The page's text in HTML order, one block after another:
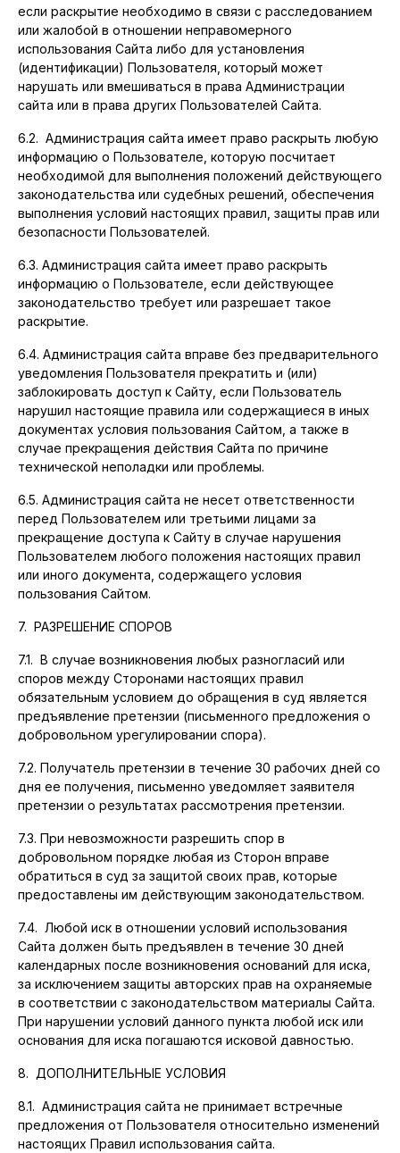
если раскрытие необходимо в связи с расследованием
или жалобой в отношении неправомерного
использования Сайта либо для установления
(идентификации) Пользователя, который может
нарушать или вмешиваться в права Администрации
сайта или в права других Пользователей Сайта.
6.2. Администрация сайта имеет право раскрыть любую
информацию о Пользователе, которую посчитает
необходимой для выполнения положений действующего
законодательства или судебных решений, обеспечения
выполнения условий настоящих правил, защиты прав или
безопасности Пользователей.
6.3. Администрация сайта имеет право раскрыть
информацию о Пользователе, если действующее
законодательство требует или разрешает такое
раскрытие.
6.4. Администрация сайта вправе без предварительного
уведомления Пользователя прекратить и (или)
заблокировать доступ к Сайту, если Пользователь
нарушил настоящие правила или содержащиеся в иных
документах условия пользования Сайтом, а также в
случае прекращения действия Сайта по причине
технической неполадки или проблемы.
6.5. Администрация сайта не несет ответственности
перед Пользователем или третьими лицами за
прекращение доступа к Сайту в случае нарушения
Пользователем любого положения настоящих правил
или иного документа, содержащего условия
пользования Сайтом.
7. РАЗРЕШЕНИЕ СПОРОВ
7.1. В случае возникновения любых разногласий или
споров между Сторонами настоящих правил
обязательным условием до обращения в суд является
предъявление претензии (письменного предложения о
добровольном урегулировании спора).
7.2. Получатель претензии в течение 30 рабочих дней со
дня ее получения, письменно уведомляет заявителя
претензии о результатах рассмотрения претензии.
7.3. При невозможности разрешить спор в
добровольном порядке любая из Сторон вправе
обратиться в суд за защитой своих прав, которые
предоставлены им действующим законодательством.
7.4. Любой иск в отношении условий использования
Сайта должен быть предъявлен в течение 30 дней
календарных после возникновения оснований для иска,
за исключением защиты авторских прав на охраняемые
в соответствии с законодательством материалы Сайта.
При нарушении условий данного пункта любой иск или
основания для иска погашаются исковой давностью.
8. ДОПОЛНИТЕЛЬНЫЕ УСЛОВИЯ
8.1. Администрация сайта не принимает встречные
предложения от Пользователя относительно изменений
настоящих Правил использования сайта.